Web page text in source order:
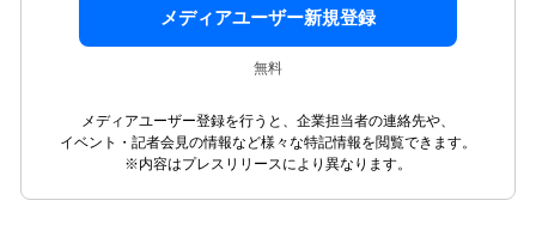
メディアユーザー新規登録
無料
メディアユーザー登録を行うと、企業担当者の連絡先や、
イベント・記者会見の情報など様々な特記情報を閲覧できます。
※内容はプレスリリースにより異なります。